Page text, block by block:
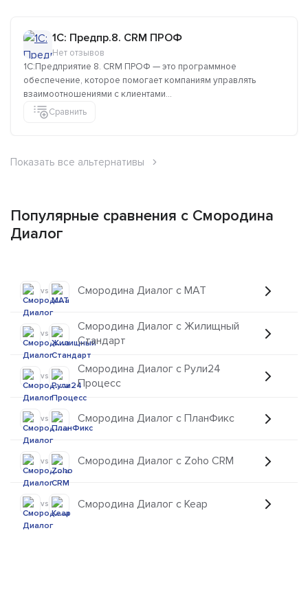
1C: Предпр.8. CRM ПРОФ
Нет отзывов
1С:Предприятие 8. CRM ПРОФ — это программное
обеспечение, которое помогает компаниям управлять
взаимоотношениями с клиентами...
Сравнить
Показать все альтернативы
Популярные сравнения с Смородина
Диалог
vs Смородина Диалог с MAT
vs
Смородина Диалог с Жилищный
Cтандарт
vs
Смородина Диалог с Рули24
Процесс
vs Смородина Диалог с ПланФикс
vs Смородина Диалог с Zoho CRM
vs Смородина Диалог с Keap